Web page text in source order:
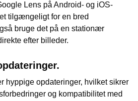
Lens på Android- og iOS-
tilgængeligt for en bred
bruge det på en stationær
efter billeder.
hyppige opdateringer, hvilket sikrer
og kompatibilitet med